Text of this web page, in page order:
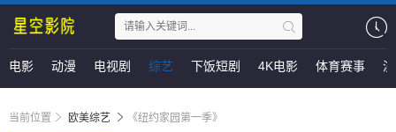
电影 动漫 电视剧 综艺 下饭短剧 4K电影 体育赛事
当前位置 欧美综艺 《纽约家园第一季》